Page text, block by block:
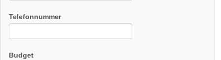
Telefonnummer
Budget